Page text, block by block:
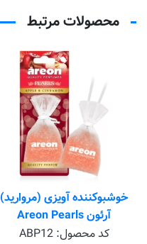
محصولات مرتبط
خوشبوکننده آویزی (مروارید)
آرئون Areon Pearls
Apple&Cinnamon
کد محصول:ABP12